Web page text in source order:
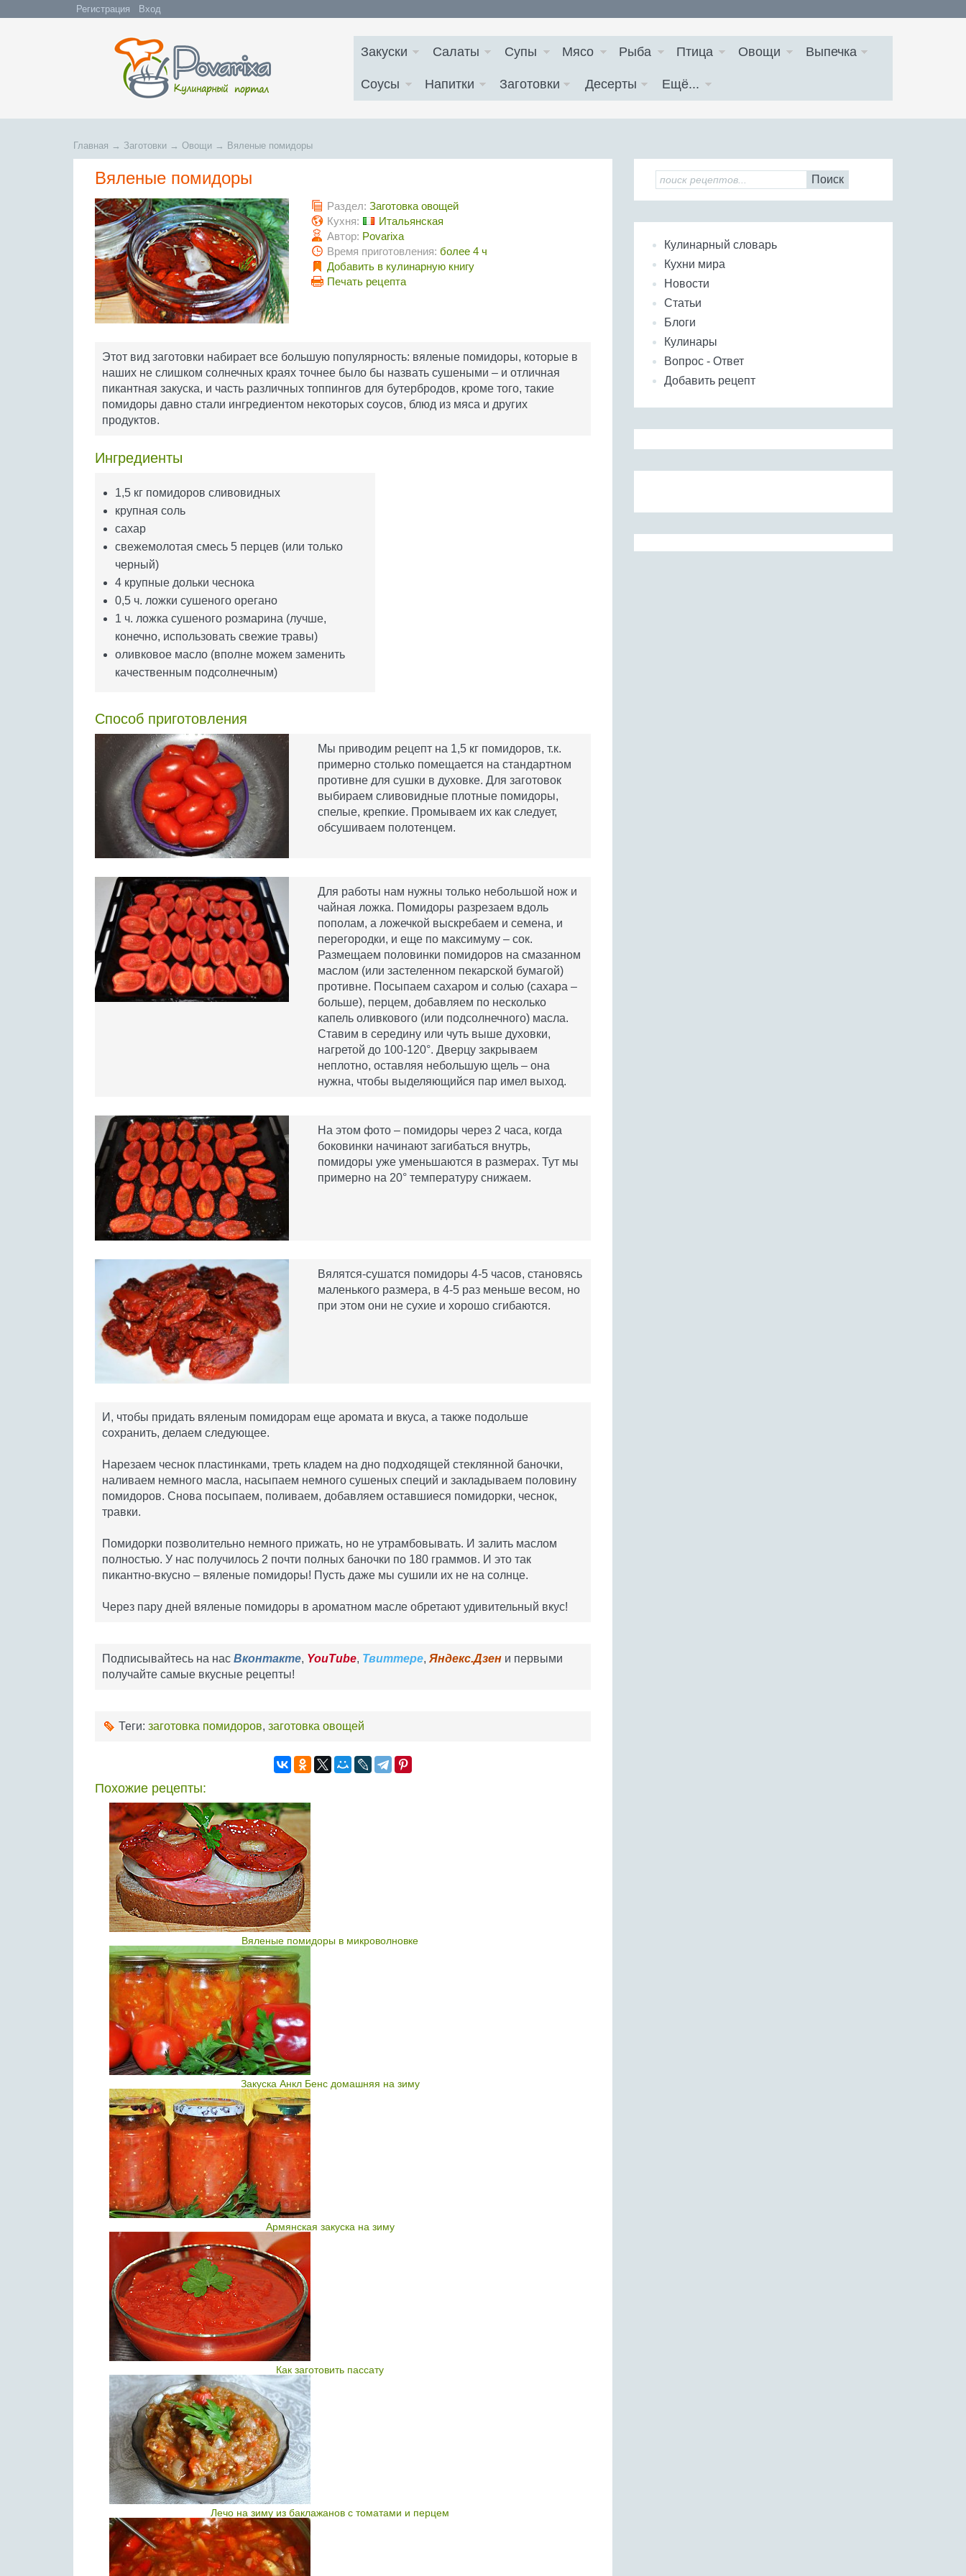
Регистрация Вход
Закуски Салаты Супы Мясо Рыба Птица Овощи Выпечка
Соусы Напитки Заготовки Десерты Ещё...
Главная → Заготовки → Овощи → Вяленые помидоры
Вяленые помидоры
Раздел: Заготовка овощей
Кухня:
Итальянская
Автор: Povarixa
Время приготовления: более 4 ч
Добавить в кулинарную книгу
Печать рецепта
Этот вид заготовки набирает все большую популярность: вяленые помидоры, которые в
наших не слишком солнечных краях точнее было бы назвать сушеными – и отличная
пикантная закуска, и часть различных топпингов для бутербродов, кроме того, такие
помидоры давно стали ингредиентом некоторых соусов, блюд из мяса и других
продуктов.
Ингредиенты
1,5 кг помидоров сливовидных
крупная соль
сахар
свежемолотая смесь 5 перцев (или только
черный)
4 крупные дольки чеснока
0,5 ч. ложки сушеного орегано
1 ч. ложка сушеного розмарина (лучше,
конечно, использовать свежие травы)
оливковое масло (вполне можем заменить
качественным подсолнечным)
Способ приготовления
Мы приводим рецепт на 1,5 кг помидоров, т.к.
примерно столько помещается на стандартном
противне для сушки в духовке. Для заготовок
выбираем сливовидные плотные помидоры,
спелые, крепкие. Промываем их как следует,
обсушиваем полотенцем.
Для работы нам нужны только небольшой нож и
чайная ложка. Помидоры разрезаем вдоль
пополам, а ложечкой выскребаем и семена, и
перегородки, и еще по максимуму – сок.
Размещаем половинки помидоров на смазанном
маслом (или застеленном пекарской бумагой)
противне. Посыпаем сахаром и солью (сахара –
больше), перцем, добавляем по несколько
капель оливкового (или подсолнечного) масла.
Ставим в середину или чуть выше духовки,
нагретой до 100-120°. Дверцу закрываем
неплотно, оставляя небольшую щель – она
нужна, чтобы выделяющийся пар имел выход.
На этом фото – помидоры через 2 часа, когда
боковинки начинают загибаться внутрь,
помидоры уже уменьшаются в размерах. Тут мы
примерно на 20° температуру снижаем.
Вялятся-сушатся помидоры 4-5 часов, становясь
маленького размера, в 4-5 раз меньше весом, но
при этом они не сухие и хорошо сгибаются.
И, чтобы придать вяленым помидорам еще аромата и вкуса, а также подольше
сохранить, делаем следующее.
Нарезаем чеснок пластинками, треть кладем на дно подходящей стеклянной баночки,
наливаем немного масла, насыпаем немного сушеных специй и закладываем половину
помидоров. Снова посыпаем, поливаем, добавляем оставшиеся помидорки, чеснок,
травки.
Помидорки позволительно немного прижать, но не утрамбовывать. И залить маслом
полностью. У нас получилось 2 почти полных баночки по 180 граммов. И это так
пикантно-вкусно – вяленые помидоры! Пусть даже мы сушили их не на солнце.
Через пару дней вяленые помидоры в ароматном масле обретают удивительный вкус!
Подписывайтесь на нас Вконтакте, YouTube, Твиттере, Яндекс.Дзен и первыми
получайте самые вкусные рецепты!
Теги: заготовка помидоров, заготовка овощей
Похожие рецепты:
Вяленые помидоры в микроволновке
Закуска Анкл Бенс домашняя на зиму
Армянская закуска на зиму
Как заготовить пассату
Лечо на зиму из баклажанов с томатами и перцем
Поиск
Кулинарный словарь
Кухни мира
Новости
Статьи
Блоги
Кулинары
Вопрос - Ответ
Добавить рецепт